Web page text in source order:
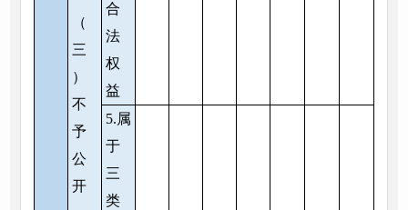
（
三
）
不
予
公
开
合
法
权
益
5.属
于
三
类